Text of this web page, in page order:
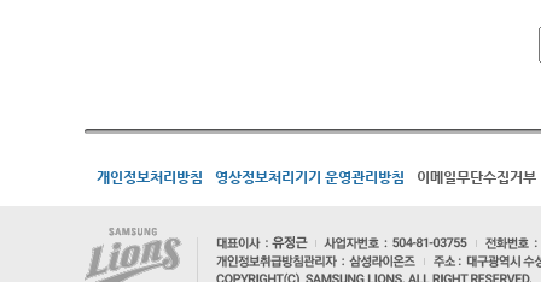
개인정보처리방침 영상정보처리기기 운영관리방침 이메일무단수집거부